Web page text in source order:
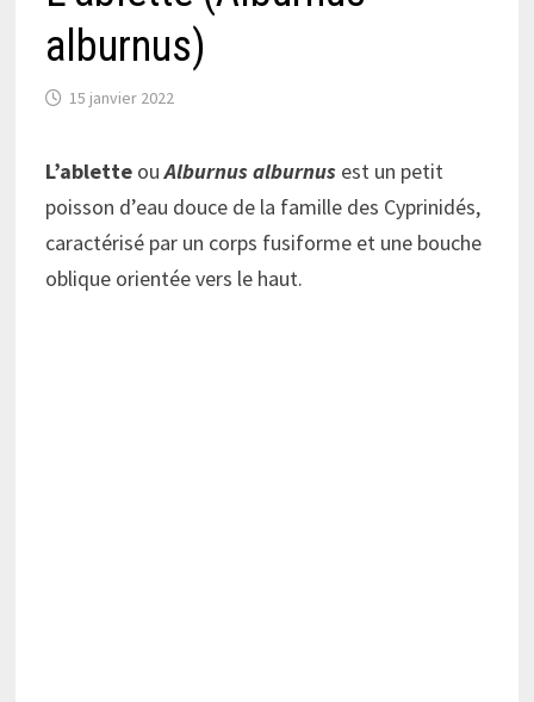
alburnus)
15 janvier 2022
L’abletteouAlburnus alburnusest un petit
poisson d’eau douce de la famille des Cyprinidés,
caractérisé par un corps fusiforme et une bouche
oblique orientée vers le haut.